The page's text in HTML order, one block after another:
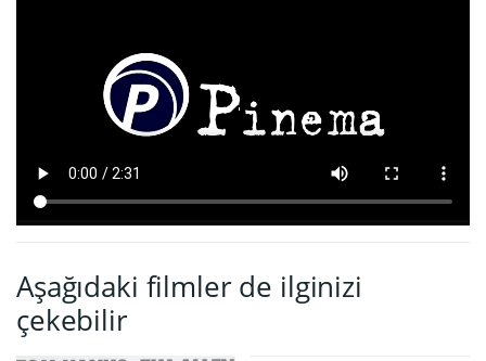
Aşağıdaki filmler de ilginizi
çekebilir